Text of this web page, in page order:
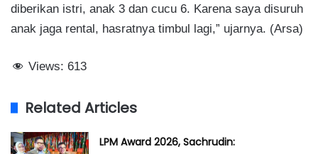
diberikan istri, anak 3 dan cucu 6. Karena saya disuruh
anak jaga rental, hasratnya timbul lagi,” ujarnya. (Arsa)
Views: 613
Related Articles
LPM Award 2026, Sachrudin: